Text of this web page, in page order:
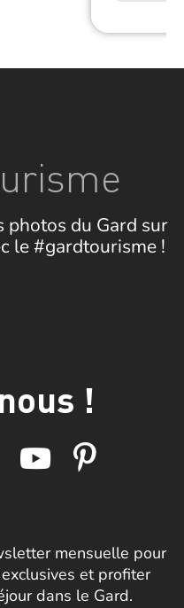
photos du Gard sur
le #gardtourisme !
!
mensuelle pour
et profiter
dans le Gard.